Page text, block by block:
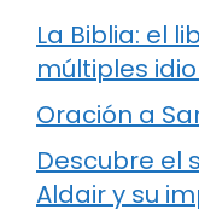
La Biblia: el
múltiples
Oración a
Descubre el
Aldair y su